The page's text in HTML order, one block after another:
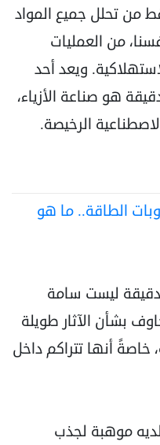
من تحلل جميع المواد
من العمليات
ويعد أحد
هو صناعة الأزياء،
الرخيصة.
الطاقة.. ما هو
ليست سامة
بشأن الآثار طويلة
خاصةً أنها تتراكم داخل
لديه موهبة لجذب